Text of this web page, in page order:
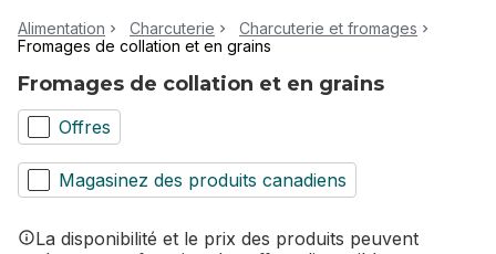
Alimentation Charcuterie
Charcuterie et fromages
Fromages de collation et en grains
Fromages de collation et en grains
Offres
Magasinez des produits canadiens
La disponibilité et le prix des produits peuvent